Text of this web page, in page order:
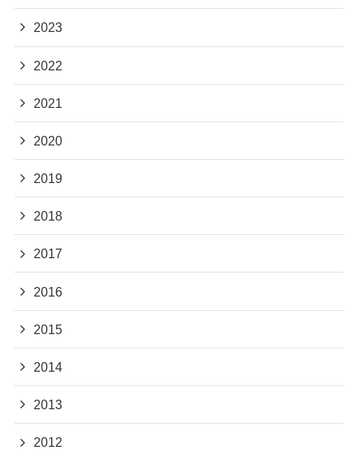
2023
2022
2021
2020
2019
2018
2017
2016
2015
2014
2013
2012